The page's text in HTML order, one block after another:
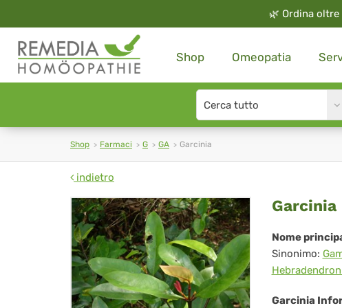
🌿 Ordina
Shop Omeopatia
Search
type
Shop Farmaci G GA Garcinia
indietro
Garcinia
Nome
Sinonimo:
Garcinia